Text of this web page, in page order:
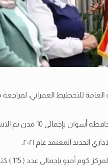
للتخطيط العمراني، لمراجعة
أسوان بإجمالى 10 مدن تم الانتهاء من إعداد المخطط الاستراتيجى لكل منها.
المعتمد عام ٢٠٢١.
تشمل كافة المستويات الإدارية.